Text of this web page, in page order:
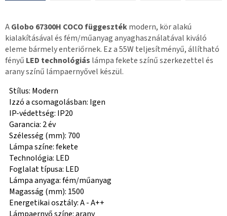
AGlobo 67300H COCO függesztékmodern, kör alakú
kialakításával és fém/műanyag anyaghasználatával kiváló
eleme bármely enteriőrnek. Ez a 55W teljesítményű, állítható
fényű LED technológiás lámpa fekete színű szerkezettel és
arany színű lámpaernyővel készül.
Stílus: Modern
Izzó a csomagolásban: Igen
IP-védettség: IP20
Garancia: 2 év
Szélesség (mm): 700
Lámpa színe: fekete
Technológia: LED
Foglalat típusa: LED
Lámpa anyaga: fém/műanyag
Magasság (mm): 1500
Energetikai osztály: A - A++